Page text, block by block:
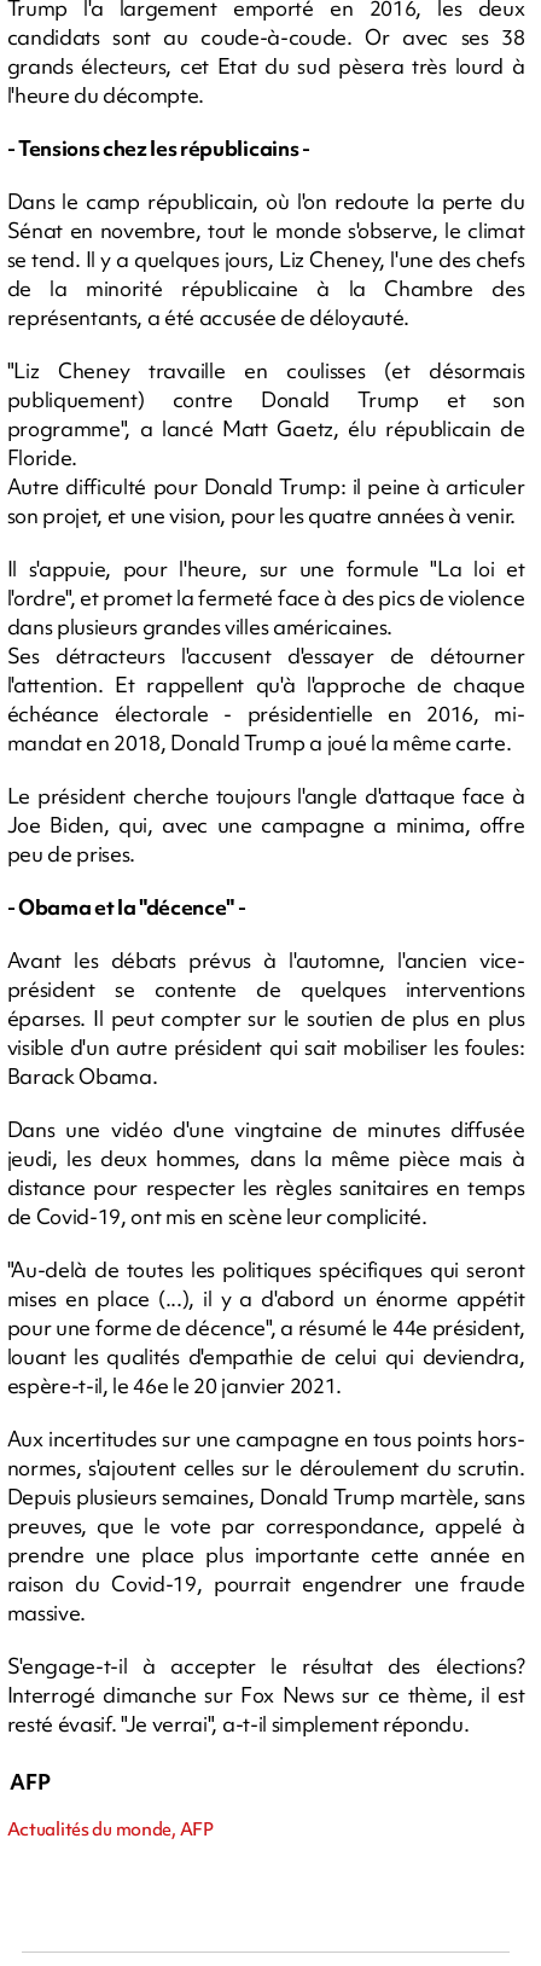
Trump l'a largement emporté en 2016, les deux
candidats sont au coude-à-coude. Or avec ses 38
grands électeurs, cet Etat du sud pèsera très lourd à
l'heure du décompte.
- Tensions chez les républicains -
Dans le camp républicain, où l'on redoute la perte du
Sénat en novembre, tout le monde s'observe, le climat
se tend. Il y a quelques jours, Liz Cheney, l'une des chefs
de la minorité républicaine à la Chambre des
représentants, a été accusée de déloyauté.
"Liz Cheney travaille en coulisses (et désormais
publiquement) contre Donald Trump et son
programme", a lancé Matt Gaetz, élu républicain de
Floride.
Autre difficulté pour Donald Trump: il peine à articuler
son projet, et une vision, pour les quatre années à venir.
Il s'appuie, pour l'heure, sur une formule "La loi et
l'ordre", et promet la fermeté face à des pics de violence
dans plusieurs grandes villes américaines.
Ses détracteurs l'accusent d'essayer de détourner
l'attention. Et rappellent qu'à l'approche de chaque
échéance électorale - présidentielle en 2016, mi-
mandat en 2018, Donald Trump a joué la même carte.
Le président cherche toujours l'angle d'attaque face à
Joe Biden, qui, avec une campagne a minima, offre
peu de prises.
- Obama et la "décence" -
Avant les débats prévus à l'automne, l'ancien vice-
président se contente de quelques interventions
éparses. Il peut compter sur le soutien de plus en plus
visible d'un autre président qui sait mobiliser les foules:
Barack Obama.
Dans une vidéo d'une vingtaine de minutes diffusée
jeudi, les deux hommes, dans la même pièce mais à
distance pour respecter les règles sanitaires en temps
de Covid-19, ont mis en scène leur complicité.
"Au-delà de toutes les politiques spécifiques qui seront
mises en place (...), il y a d'abord un énorme appétit
pour une forme de décence", a résumé le 44e président,
louant les qualités d'empathie de celui qui deviendra,
espère-t-il, le 46e le 20 janvier 2021.
Aux incertitudes sur une campagne en tous points hors-
normes, s'ajoutent celles sur le déroulement du scrutin.
Depuis plusieurs semaines, Donald Trump martèle, sans
preuves, que le vote par correspondance, appelé à
prendre une place plus importante cette année en
raison du Covid-19, pourrait engendrer une fraude
massive.
S'engage-t-il à accepter le résultat des élections?
Interrogé dimanche sur Fox News sur ce thème, il est
resté évasif. "Je verrai", a-t-il simplement répondu.
AFP
Actualités du monde, AFP